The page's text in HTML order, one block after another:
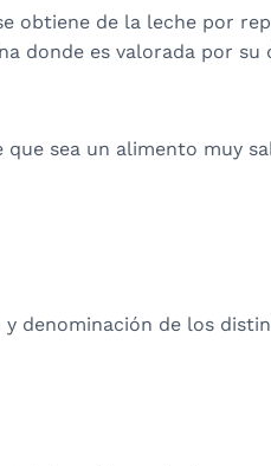
obtiene de la leche por
donde es valorada por su
sea un alimento muy
denominación de los